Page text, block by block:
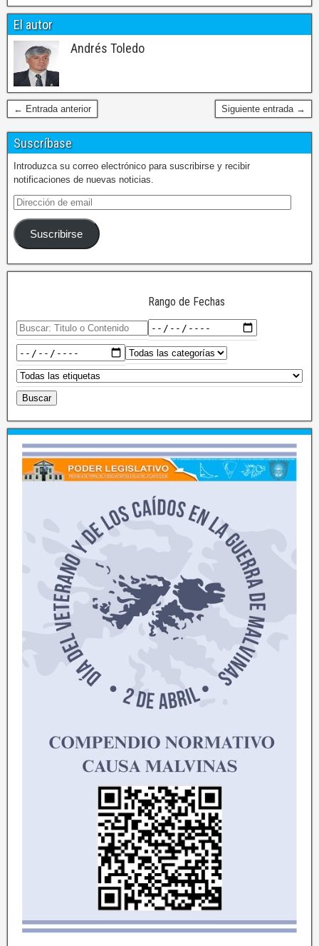
El autor
Andrés Toledo
← Entrada anterior Siguiente entrada →
Suscríbase
Introduzca su correo electrónico para suscribirse y recibir
notificaciones de nuevas noticias.
Suscribirse
Rango de Fechas